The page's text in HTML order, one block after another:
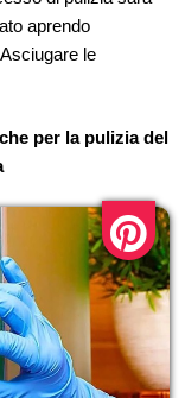
aprendo
le
per la pulizia del